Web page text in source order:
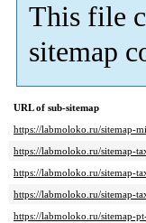
This file
sitemap
URL of sub-sitemap
https://labmoloko.ru/sitemap-
https://labmoloko.ru/sitemap-
https://labmoloko.ru/sitemap-
https://labmoloko.ru/sitemap-
https://labmoloko.ru/sitemap-